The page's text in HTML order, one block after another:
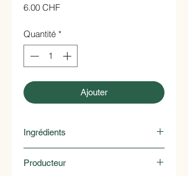
6.00 CHFPrix
Quantité *
Ajouter
Ingrédients
Citronelle, Gingembre
Producteur